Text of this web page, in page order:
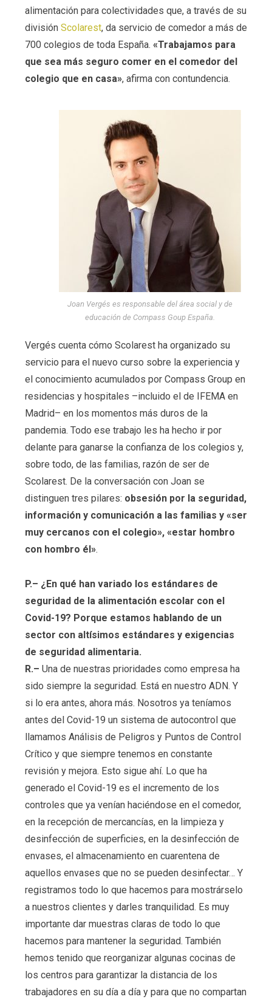
alimentación para colectividades que, a través de su
división Scolarest, da servicio de comedor a más de
700 colegios de toda España. «Trabajamos para
que sea más seguro comer en el comedor del
colegio que en casa», afirma con contundencia.
Joan Vergés es responsable del área social y de
educación de Compass Goup España.
Vergés cuenta cómo Scolarest ha organizado su
servicio para el nuevo curso sobre la experiencia y
el conocimiento acumulados por Compass Group en
residencias y hospitales –incluido el de IFEMA en
Madrid– en los momentos más duros de la
pandemia. Todo ese trabajo les ha hecho ir por
delante para ganarse la confianza de los colegios y,
sobre todo, de las familias, razón de ser de
Scolarest. De la conversación con Joan se
distinguen tres pilares: obsesión por la seguridad,
información y comunicación a las familias y «ser
muy cercanos con el colegio», «estar hombro
con hombro él».
P.– ¿En qué han variado los estándares de
seguridad de la alimentación escolar con el
Covid-19? Porque estamos hablando de un
sector con altísimos estándares y exigencias
de seguridad alimentaria.
R.– Una de nuestras prioridades como empresa ha
sido siempre la seguridad. Está en nuestro ADN. Y
si lo era antes, ahora más. Nosotros ya teníamos
antes del Covid-19 un sistema de autocontrol que
llamamos Análisis de Peligros y Puntos de Control
Crítico y que siempre tenemos en constante
revisión y mejora. Esto sigue ahí. Lo que ha
generado el Covid-19 es el incremento de los
controles que ya venían haciéndose en el comedor,
en la recepción de mercancías, en la limpieza y
desinfección de superficies, en la desinfección de
envases, el almacenamiento en cuarentena de
aquellos envases que no se pueden desinfectar… Y
registramos todo lo que hacemos para mostrárselo
a nuestros clientes y darles tranquilidad. Es muy
importante dar muestras claras de todo lo que
hacemos para mantener la seguridad. También
hemos tenido que reorganizar algunas cocinas de
los centros para garantizar la distancia de los
trabajadores en su día a día y para que no compartan